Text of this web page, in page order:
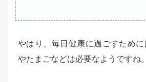
やはり、毎日健康に過ごすため
やたまごなどは必要なようですね。